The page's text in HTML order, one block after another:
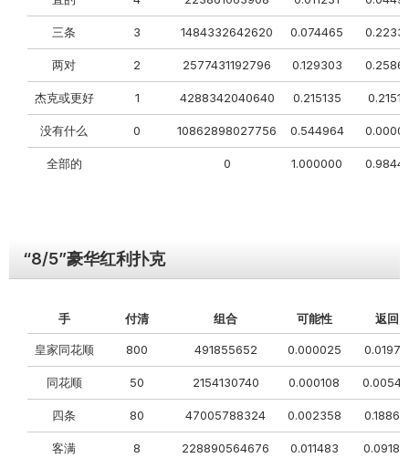
三条 3 1484332642620 0.074465
两对 2 2577431192796 0.129303
杰克或更好 1 4288342040640 0.215135
没有什么 0 10862898027756 0.544964
全部的 0 1.000000
“8/5”豪华红利扑克
手 付清 组合 可能性 返回
皇家同花顺 800 491855652 0.000025
同花顺 50 2154130740 0.000108
四条 80 47005788324 0.002358
客满 8 228890564676 0.011483